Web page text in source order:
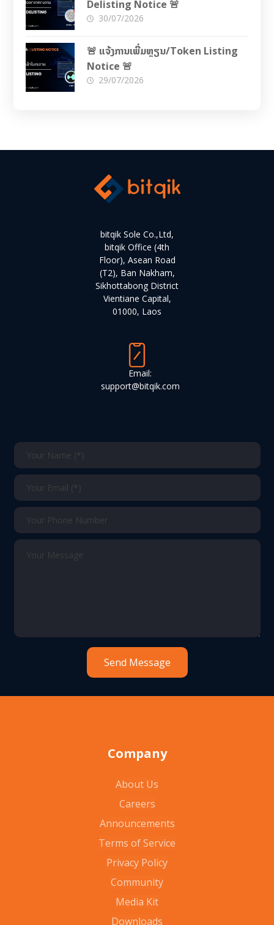
Delisting Notice 🚨
30/07/2026
🚨 ແຈ້ງການເພີ່ມຫຼຽນ/Token Listing
Notice 🚨
29/07/2026
bitqik Sole Co.,Ltd,
bitqik Office (4th
Floor), Asean Road
(T2), Ban Nakham,
Sikhottabong District
Vientiane Capital,
01000, Laos
Email:
support@bitqik.com
Company
About Us
Careers
Announcements
Terms of Service
Privacy Policy
Community
Media Kit
Downloads